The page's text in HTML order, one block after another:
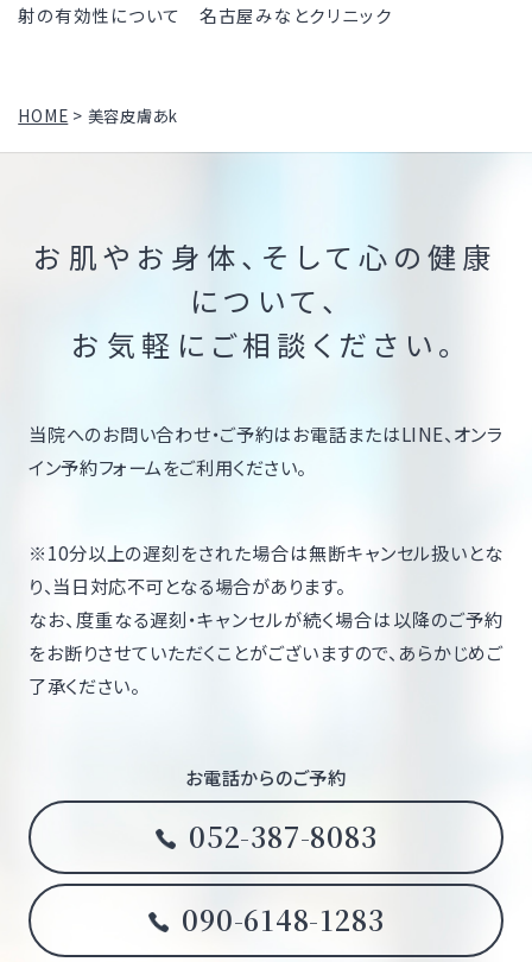
射の有効性について 名古屋みなとクリニック
HOME > 美容皮膚あk
お肌やお身体、そして心の健康
について、
お気軽にご相談ください。
当院へのお問い合わせ・ご予約はお電話またはLINE、オンラ
イン予約フォームをご利用ください。
※10分以上の遅刻をされた場合は無断キャンセル扱いとな
り、当日対応不可となる場合があります。
なお、度重なる遅刻・キャンセルが続く場合は以降のご予約
をお断りさせていただくことがございますので、あらかじめご
了承ください。
お電話からのご予約
052-387-8083
090-6148-1283